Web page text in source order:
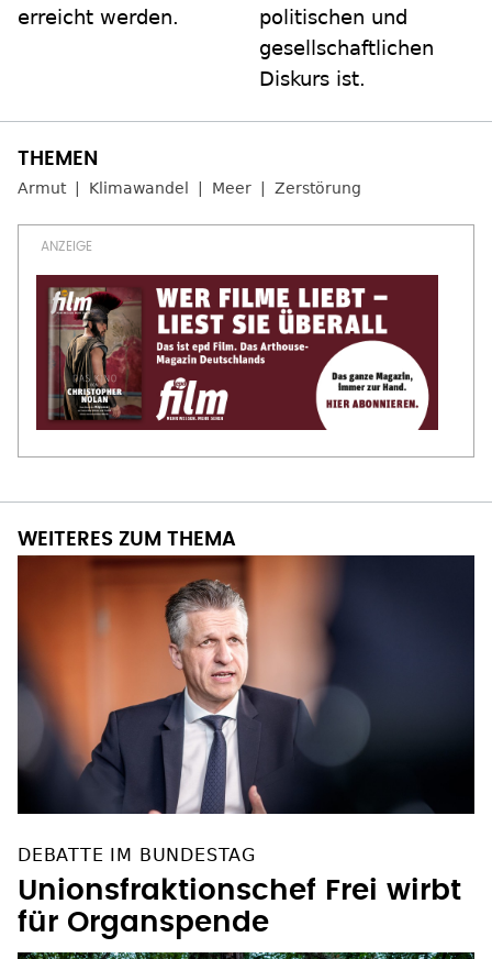
erreicht werden.
politischen und
gesellschaftlichen
Diskurs ist.
Armut Klimawandel Meer Zerstörung
Unionsfraktionschef Frei wirbt
für Organspende